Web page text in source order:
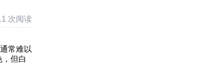
次阅读
常难以
但白